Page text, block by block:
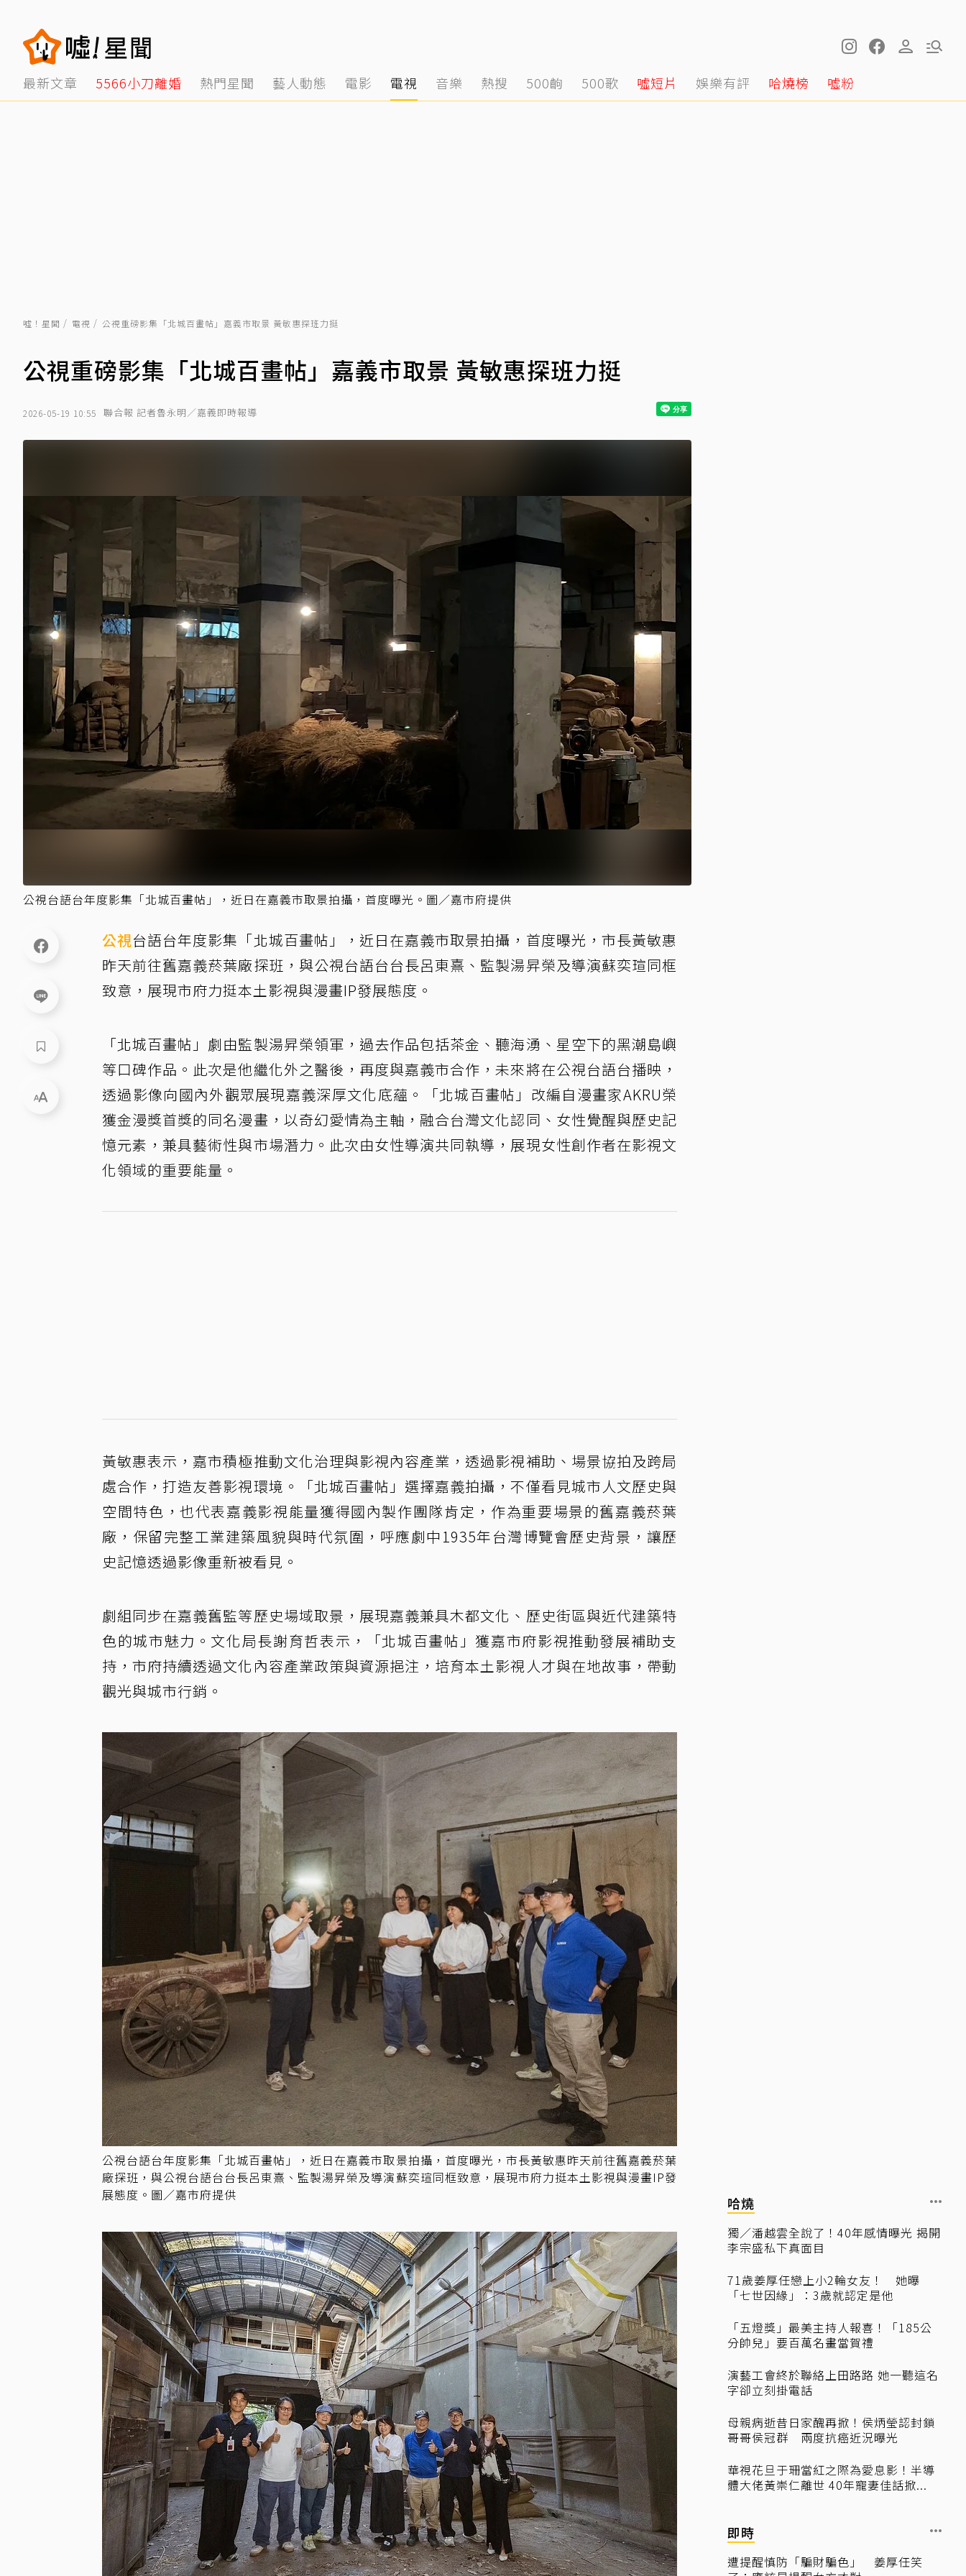
最新文章 5566小刀離婚 熱門星聞 藝人動態 電影 電視 音樂 熱搜 500齣 500歌 噓短片 娛樂有評 哈燒榜 噓粉
噓！星聞 電視 公視重磅影集「北城百畫帖」嘉義市取景 黃敏惠探班力挺
公視重磅影集「北城百畫帖」嘉義市取景 黃敏惠探班力挺
2026-05-19 10:55 聯合報 記者魯永明／嘉義即時報導
公視台語台年度影集「北城百畫帖」，近日在嘉義市取景拍攝，首度曝光。圖／嘉市府提供
公視台語台年度影集「北城百畫帖」，近日在嘉義市取景拍攝，首度曝光，市長黃敏惠
昨天前往舊嘉義菸葉廠探班，與公視台語台台長呂東熹、監製湯昇榮及導演蘇奕瑄同框
致意，展現市府力挺本土影視與漫畫IP發展態度。
「北城百畫帖」劇由監製湯昇榮領軍，過去作品包括茶金、聽海湧、星空下的黑潮島嶼
等口碑作品。此次是他繼化外之醫後，再度與嘉義市合作，未來將在公視台語台播映，
透過影像向國內外觀眾展現嘉義深厚文化底蘊。「北城百畫帖」改編自漫畫家AKRU榮
獲金漫獎首獎的同名漫畫，以奇幻愛情為主軸，融合台灣文化認同、女性覺醒與歷史記
憶元素，兼具藝術性與市場潛力。此次由女性導演共同執導，展現女性創作者在影視文
化領域的重要能量。
黃敏惠表示，嘉市積極推動文化治理與影視內容產業，透過影視補助、場景協拍及跨局
處合作，打造友善影視環境。「北城百畫帖」選擇嘉義拍攝，不僅看見城市人文歷史與
空間特色，也代表嘉義影視能量獲得國內製作團隊肯定，作為重要場景的舊嘉義菸葉
廠，保留完整工業建築風貌與時代氛圍，呼應劇中1935年台灣博覽會歷史背景，讓歷
史記憶透過影像重新被看見。
劇組同步在嘉義舊監等歷史場域取景，展現嘉義兼具木都文化、歷史街區與近代建築特
色的城市魅力。文化局長謝育哲表示，「北城百畫帖」獲嘉市府影視推動發展補助支
持，市府持續透過文化內容產業政策與資源挹注，培育本土影視人才與在地故事，帶動
觀光與城市行銷。
公視台語台年度影集「北城百畫帖」，近日在嘉義市取景拍攝，首度曝光，市長黃敏惠昨天前往舊嘉義菸葉
廠探班，與公視台語台台長呂東熹、監製湯昇榮及導演蘇奕瑄同框致意，展現市府力挺本土影視與漫畫IP發
展態度。圖／嘉市府提供
哈燒
獨／潘越雲全說了！40年感情曝光 揭開
李宗盛私下真面目
71歲姜厚任戀上小2輪女友！ 她曝
「七世因緣」：3歲就認定是他
「五燈獎」最美主持人報喜！「185公
分帥兒」要百萬名畫當賀禮
演藝工會終於聯絡上田路路 她一聽這名
字卻立刻掛電話
母親病逝昔日家醜再掀！侯炳瑩認封鎖
哥哥侯冠群 兩度抗癌近況曝光
華視花旦于珊當紅之際為愛息影！半導
體大佬黃崇仁離世 40年寵妻佳話掀...
即時
遭提醒慎防「騙財騙色」 姜厚任笑